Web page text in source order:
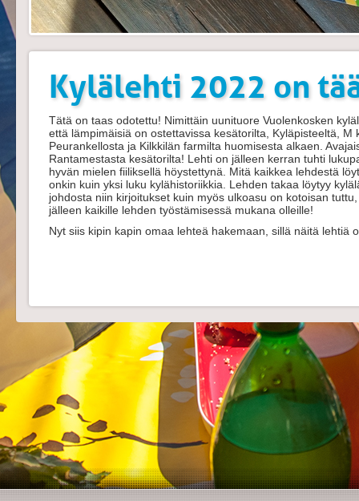
Kylälehti 2022 on
Tätä on taas odotettu! Nimittäin uunituore Vuolenkosken
että lämpimäisiä on ostettavissa kesätorilta, Kyläpisteeltä, M
Peurankellosta ja Kilkkilän farmilta huomisesta alkaen.
Rantamestasta kesätorilta! Lehti on jälleen kerran tuhti
hyvän mielen fiiliksellä höystettynä. Mitä kaikkea lehdestä
onkin kuin yksi luku kylähistoriikkia. Lehden takaa löytyy
johdosta niin kirjoitukset kuin myös ulkoasu on kotoisan
jälleen kaikille lehden työstämisessä mukana olleille!
Nyt siis kipin kapin omaa lehteä hakemaan, sillä näitä lehtiä